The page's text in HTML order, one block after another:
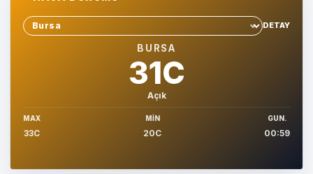
Sehir sec
DETAY
BURSA
31C
Açık
MAX
33C
MIN
20C
GUN.
00:59